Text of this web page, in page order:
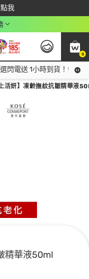
我
0
閃電送 1小時到貨！領神
活妍】凍齡撫紋抗皺精華液
精華液50ml